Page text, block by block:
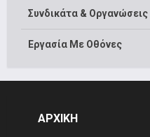
Συνδικάτα & Οργανώσεις
Εργασία Με Οθόνες
ΑΡΧΙΚΗ